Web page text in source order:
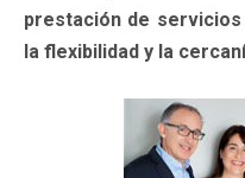
prestación de
la flexibilidad y la